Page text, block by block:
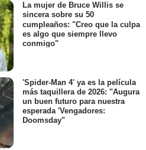
La mujer de Bruce Willis se
sincera sobre su 50
cumpleaños: "Creo que la culpa
es algo que siempre llevo
conmigo"
'Spider-Man 4' ya es la película
más taquillera de 2026: "Augura
un buen futuro para nuestra
esperada 'Vengadores:
Doomsday"